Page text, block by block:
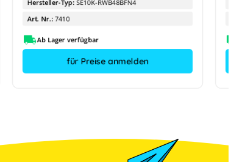
Hersteller-Typ: SE10K-RWB48BFN4
Art. Nr.: 7410
Ab Lager verfügbar
für Preise anmelden